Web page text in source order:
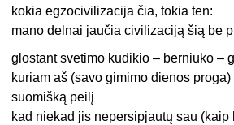
kokia egzocivilizacija čia, tokia ten:
mano delnai jaučia civilizaciją šią be
glostant svetimo kūdikio – berniuko –
kuriam aš (savo gimimo dienos
suomišką peilį
kad niekad jis nepersipjautų sau (kaip